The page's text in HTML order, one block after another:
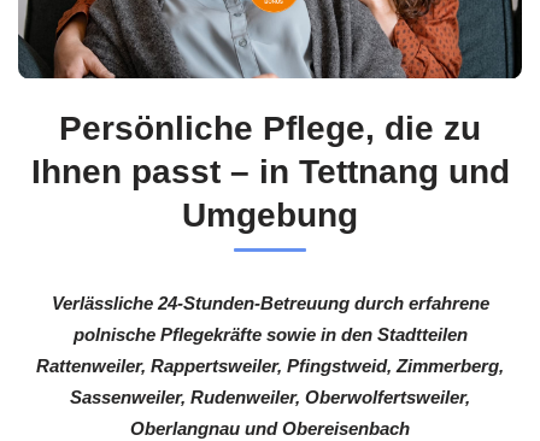
Persönliche Pflege, die zu
Ihnen passt – in Tettnang und
Umgebung
Verlässliche 24-Stunden-Betreuung durch erfahrene
polnische Pflegekräfte sowie in den Stadtteilen
Rattenweiler, Rappertsweiler, Pfingstweid, Zimmerberg,
Sassenweiler, Rudenweiler, Oberwolfertsweiler,
Oberlangnau und Obereisenbach